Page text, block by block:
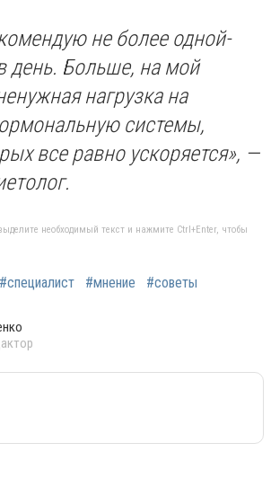
не более одной-
день. Больше, на мой
нагрузка на
системы,
все равно ускоряется», —
необходимый текст и нажмите Ctrl+Enter, чтобы
#специалист #мнение #советы